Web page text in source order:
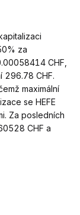
za
CHF,
296.78 CHF.
maximální
se HEFE
Za posledních
CHF a